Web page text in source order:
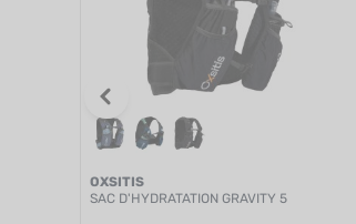
OXSITIS
SAC D'HYDRATATION GRAVITY 5